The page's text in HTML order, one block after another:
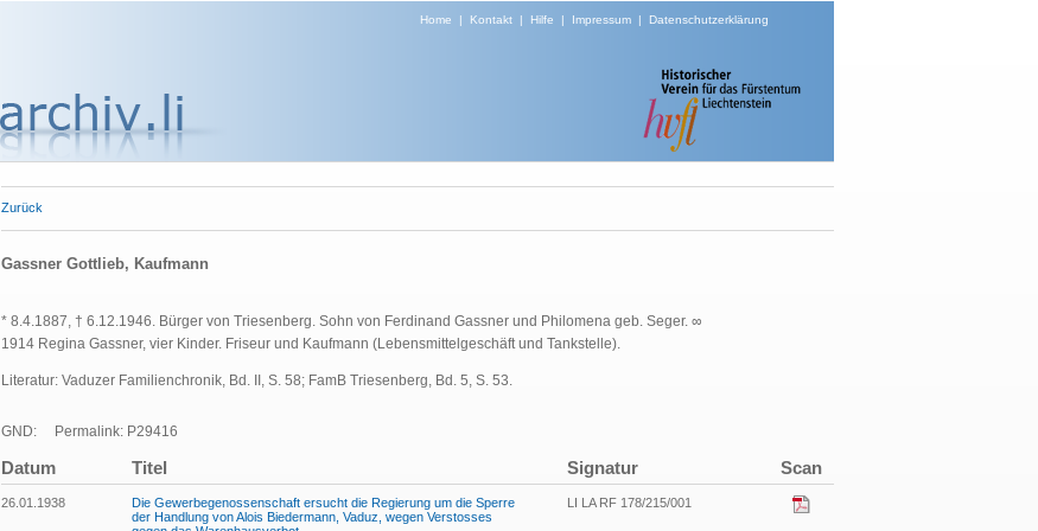
Home | Kontakt| Hilfe | Impressum| Datenschutzerklärung
Zurück
Gassner Gottlieb, Kaufmann
* 8.4.1887, † 6.12.1946. Bürger von Triesenberg. Sohn von Ferdinand Gassner und Philomena geb. Seger. ∞
1914 Regina Gassner, vier Kinder. Friseur und Kaufmann (Lebensmittelgeschäft und Tankstelle).
Literatur: Vaduzer Familienchronik, Bd. II, S. 58; FamB Triesenberg, Bd. 5, S. 53.
GND: Permalink: P29416
Datum Titel Signatur Scan
26.01.1938
Die Gewerbegenossenschaft ersucht die Regierung um die Sperre
der Handlung von Alois Biedermann, Vaduz, wegen Verstosses
LI LA RF 178/215/001